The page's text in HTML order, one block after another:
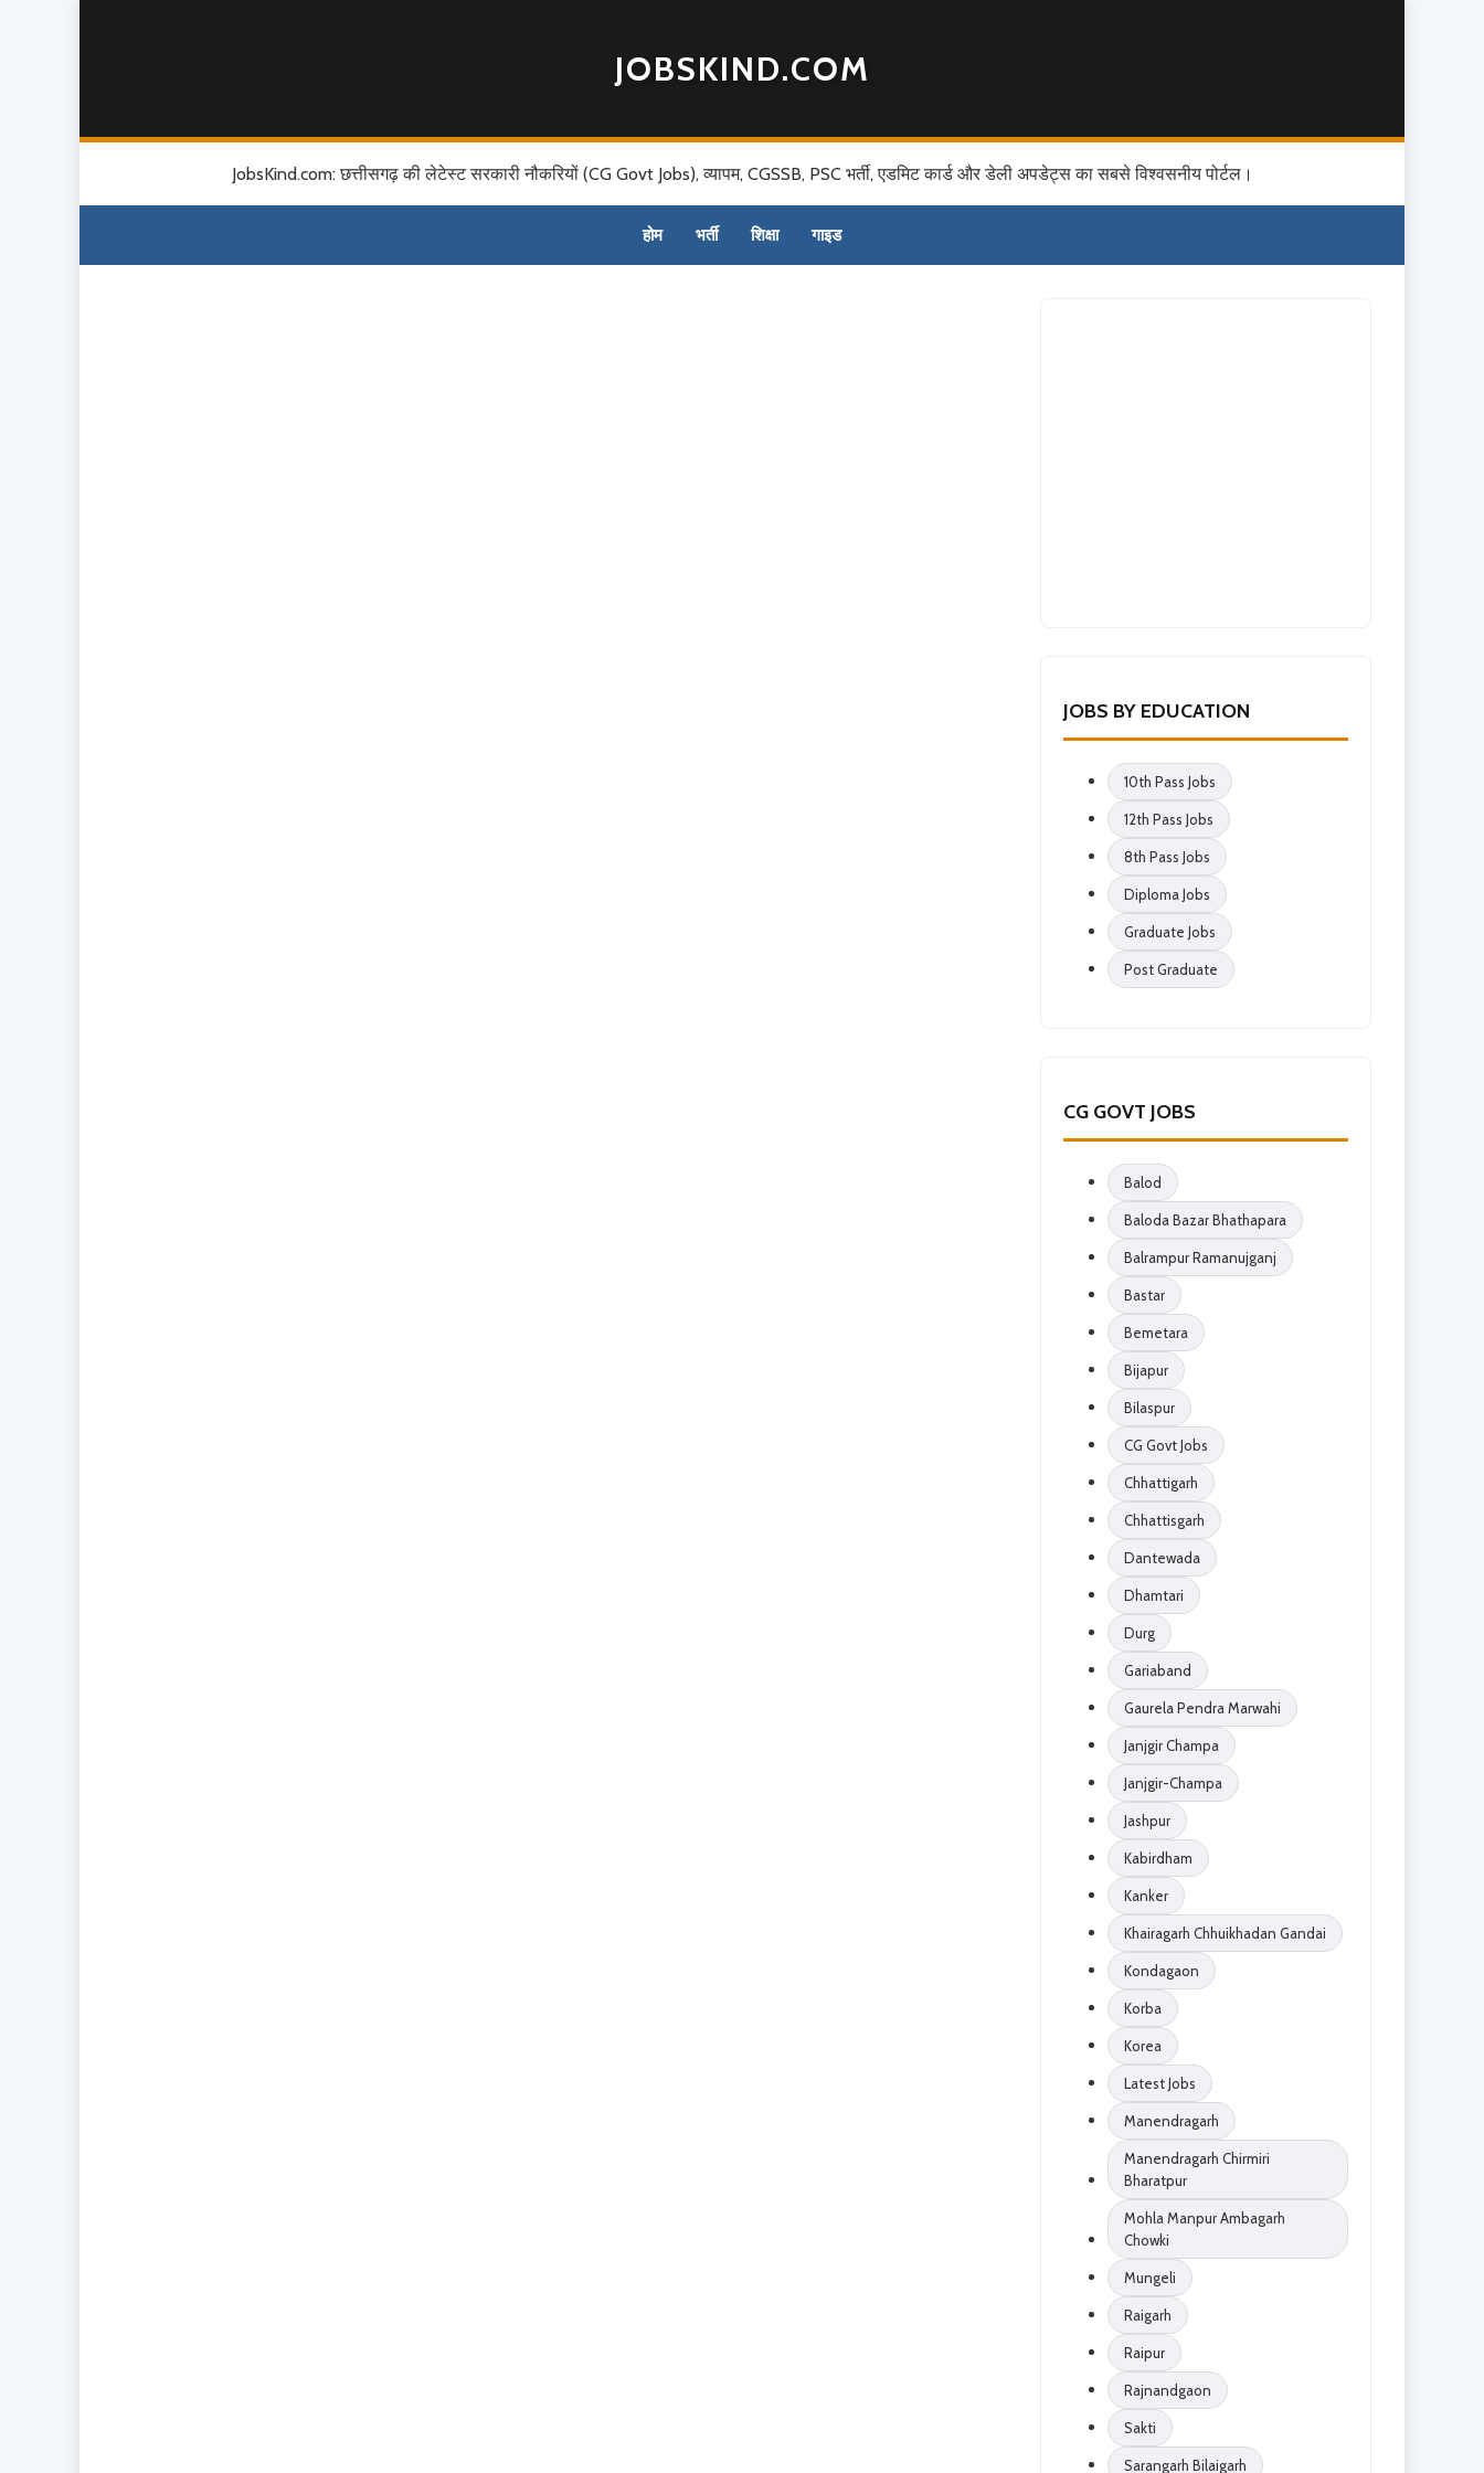
JOBSKIND.COM
JobsKind.com: छत्तीसगढ़ की लेटेस्ट सरकारी नौकरियों (CG Govt Jobs), व्यापम, CGSSB, PSC भर्ती, एडमिट कार्ड और डेली अपडेट्स का सबसे विश्वसनीय पोर्टल।
होम भर्ती शिक्षा गाइड
JOBS BY EDUCATION
10th Pass Jobs
12th Pass Jobs
8th Pass Jobs
Diploma Jobs
Graduate Jobs
Post Graduate
CG GOVT JOBS
Balod
Baloda Bazar Bhathapara
Balrampur Ramanujganj
Bastar
Bemetara
Bijapur
Bilaspur
CG Govt Jobs
Chhattigarh
Chhattisgarh
Dantewada
Dhamtari
Durg
Gariaband
Gaurela Pendra Marwahi
Janjgir Champa
Janjgir-Champa
Jashpur
Kabirdham
Kanker
Khairagarh Chhuikhadan Gandai
Kondagaon
Korba
Korea
Latest Jobs
Manendragarh
Manendragarh Chirmiri
Bharatpur
Mohla Manpur Ambagarh
Chowki
Mungeli
Raigarh
Raipur
Rajnandgaon
Sakti
Sarangarh Bilaigarh